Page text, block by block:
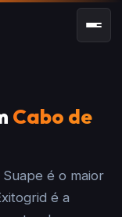
Cabo de
é o maior
é a